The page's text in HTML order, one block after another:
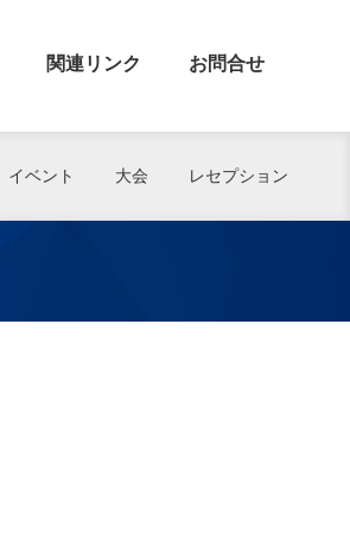
関連リンク お問合せ
イベント 大会 レセプション